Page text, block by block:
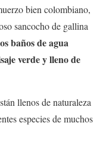
bien colombiano,
sancocho de gallina
baños de agua
verde y lleno de
llenos de naturaleza
especies de muchos